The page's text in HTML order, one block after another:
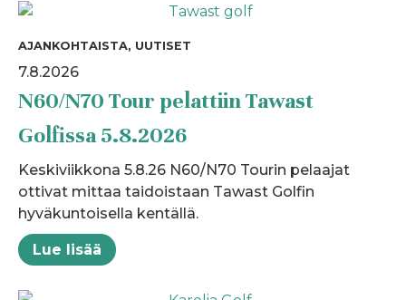
AJANKOHTAISTA, UUTISET
7.8.2026
N60/N70 Tour pelattiin Tawast
Golfissa 5.8.2026
Keskiviikkona 5.8.26 N60/N70 Tourin pelaajat
ottivat mittaa taidoistaan Tawast Golfin
hyväkuntoisella kentällä.
Lue lisää